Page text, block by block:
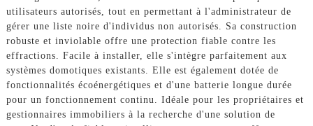
utilisateurs autorisés, tout en permettant à l'administrateur de
gérer une liste noire d'individus non autorisés. Sa construction
robuste et inviolable offre une protection fiable contre les
effractions. Facile à installer, elle s'intègre parfaitement aux
systèmes domotiques existants. Elle est également dotée de
fonctionnalités écoénergétiques et d'une batterie longue durée
pour un fonctionnement continu. Idéale pour les propriétaires et
gestionnaires immobiliers à la recherche d'une solution de